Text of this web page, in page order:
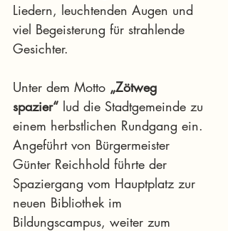
Liedern, leuchtenden Augen und
viel Begeisterung für strahlende
Gesichter.
Unter dem Motto „Zötweg
spazier“ lud die Stadtgemeinde zu
einem herbstlichen Rundgang ein.
Angeführt von Bürgermeister
Günter Reichhold führte der
Spaziergang vom Hauptplatz zur
neuen Bibliothek im
Bildungscampus, weiter zum